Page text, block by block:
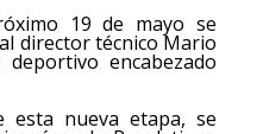
19 de mayo se
director técnico Mario
encabezado
esta nueva etapa, se